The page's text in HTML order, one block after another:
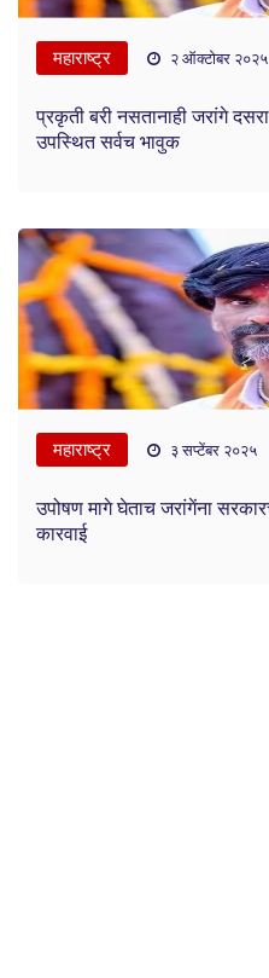
महाराष्ट्र २ ऑक्टोबर २०२५
प्रकृती बरी नसतानाही जरांगे
उपस्थित सर्वच भावुक
महाराष्ट्र ३ सप्टेंबर २०२५
उपोषण मागे घेताच जरांगेंना
कारवाई